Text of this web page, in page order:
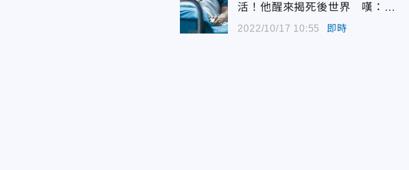
活！他醒來揭死後世界 嘆：很
2022/10/17 10:55 即時